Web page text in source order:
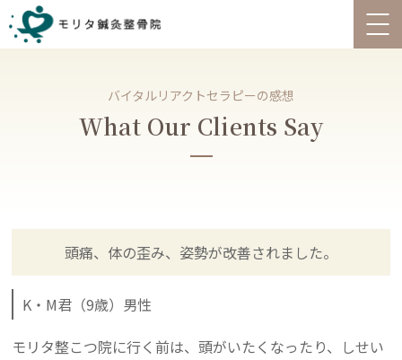
バイタルリアクトセラピーの感想
What Our Clients Say
頭痛、体の歪み、姿勢が改善されました。
K・M君（9歳）男性
モリタ整こつ院に行く前は、頭がいたくなったり、しせい